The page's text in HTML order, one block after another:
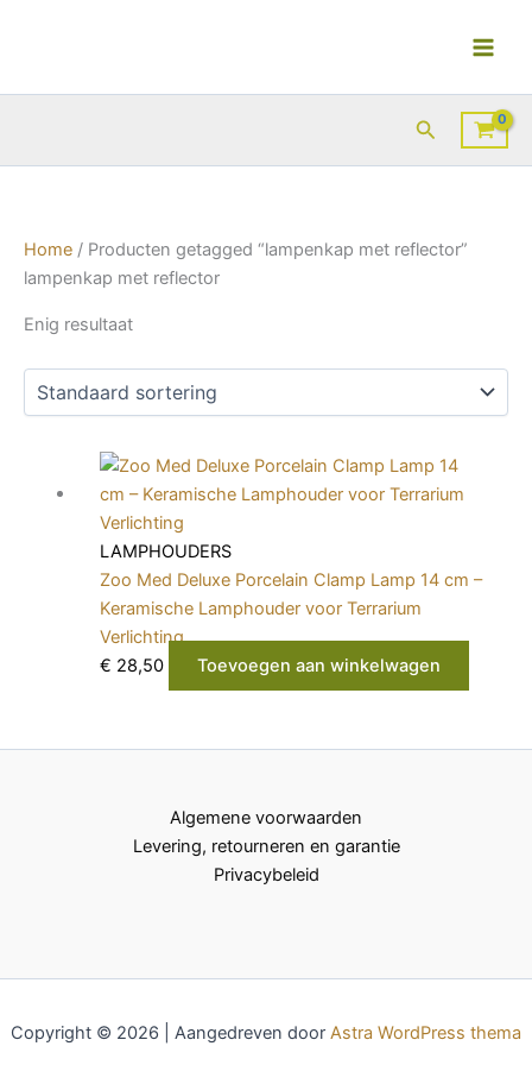
inhoud
Zoeken
Home / Producten getagged “lampenkap met reflector”
lampenkap met reflector
Enig resultaat
LAMPHOUDERS
Zoo Med Deluxe Porcelain Clamp Lamp 14 cm –
Keramische Lamphouder voor Terrarium
Verlichting
€ 28,50 Toevoegen aan winkelwagen
Algemene voorwaarden
Levering, retourneren en garantie
Privacybeleid
Copyright © 2026 | Aangedreven door Astra WordPress thema